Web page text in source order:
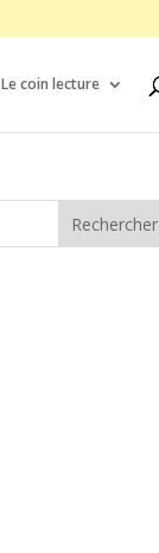
Le coin lecture
Rechercher